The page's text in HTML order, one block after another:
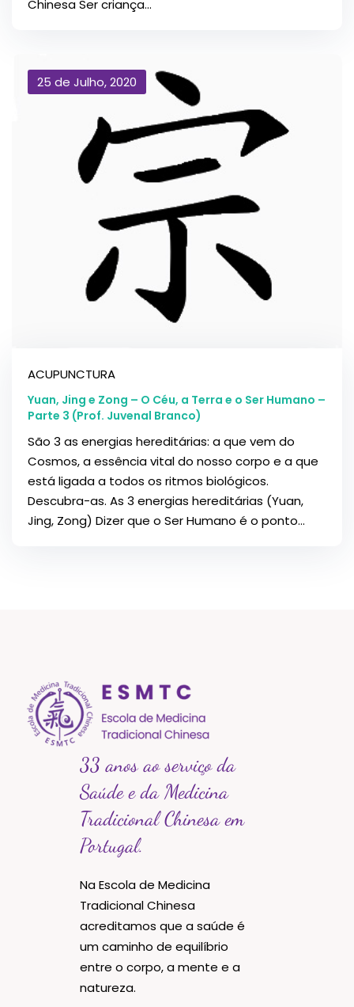
Chinesa Ser criança...
25 de Julho, 2020
ACUPUNCTURA
Yuan, Jing e Zong – O Céu, a Terra e o Ser Humano –
Parte 3 (Prof. Juvenal Branco)
São 3 as energias hereditárias: a que vem do
Cosmos, a essência vital do nosso corpo e a que
está ligada a todos os ritmos biológicos.
Descubra-as. As 3 energias hereditárias (Yuan,
Jing, Zong) Dizer que o Ser Humano é o ponto...
33 anos ao serviço da
Saúde e da Medicina
Tradicional Chinesa em
Portugal.
Na Escola de Medicina
Tradicional Chinesa
acreditamos que a saúde é
um caminho de equilíbrio
entre o corpo, a mente e a
natureza.